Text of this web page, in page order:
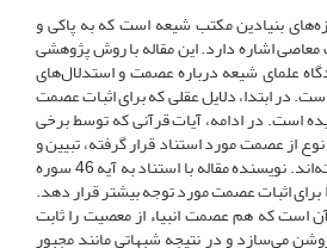
بنیادین مکتب شیعه است که به پاکی و
معاصی اشاره دارد. این مقاله با روش پژوهشی
علمای شیعه درباره عصمت و استدلال‌های
در ابتدا، دلایل عقلی که برای اثبات عصمت
است. در ادامه، آیات قرآنی که توسط برخی
از عصمت مورد استناد قرار گرفته، تبیین و
مورد نقد و تحلیل قرار گرفته‌اند. نویسنده مقاله با استناد به آیه 46 سوره
برای اثبات عصمت مورد توجه بیشتر قرار دهد.
است که هم عصمت انبیاء از معصیت را ثابت
می‌سازد و در نتیجه شبهاتی مانند مجبور